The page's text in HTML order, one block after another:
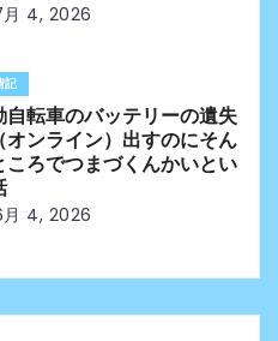
月 4, 2026
記
自転車のバッテリーの遺失
オンライン）出すのにそん
ころでつまづくんかいとい
4, 2026